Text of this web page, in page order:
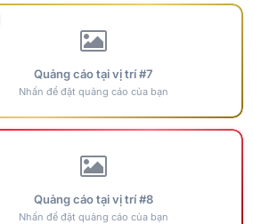
Quảng cáo tại vị trí #7
Nhấn để đặt quảng cáo của bạn
Quảng cáo tại vị trí #8
Nhấn để đặt quảng cáo của bạn